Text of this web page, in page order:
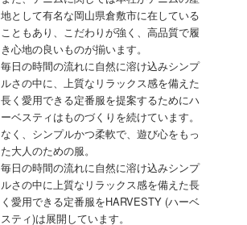
地として有名な岡山県倉敷市に在している
こともあり、こだわりが強く、高品質で履
き心地の良いものが揃います。
毎日の時間の流れに自然に溶け込みシンプ
ルさの中に、上質なリラックス感を備えた
長く愛用できる定番服を提案するためにハ
ーベスティはものづくりを続けています。
なく、シンプルかつ柔軟で、遊び心をもっ
た大人のための服。
毎日の時間の流れに自然に溶け込みシンプ
ルさの中に上質なリラックス感を備えた長
く愛用できる定番服をHARVESTY (ハーベ
スティ)は展開しています。